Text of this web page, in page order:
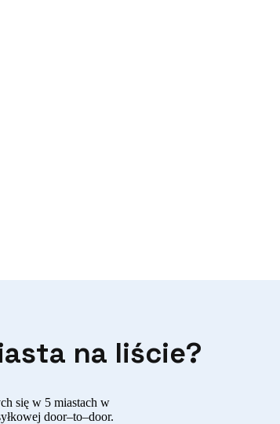
na liście?
się w 5 miastach w
door–to–door.